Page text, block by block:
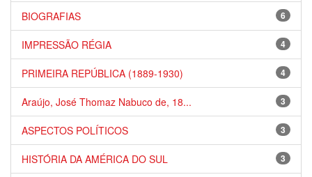
6
BIOGRAFIAS
4
IMPRESSÃO RÉGIA
4
PRIMEIRA REPÚBLICA (1889-1930)
3
Araújo, José Thomaz Nabuco de, 18...
3
ASPECTOS POLÍTICOS
3
HISTÓRIA DA AMÉRICA DO SUL